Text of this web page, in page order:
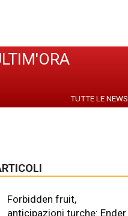
TUTTE LE NEWS
Forbidden fruit,
anticipazioni turche: Ender